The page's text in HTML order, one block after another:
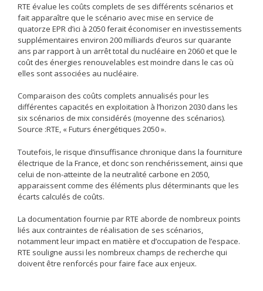
RTE évalue les coûts complets de ses différents scénarios et
fait apparaître que le scénario avec mise en service de
quatorze EPR d’ici à 2050 ferait économiser en investissements
supplémentaires environ 200 milliards d’euros sur quarante
ans par rapport à un arrêt total du nucléaire en 2060 et que le
coût des énergies renouvelables est moindre dans le cas où
elles sont associées au nucléaire.
Comparaison des coûts complets annualisés pour les
différentes capacités en exploitation à l’horizon 2030 dans les
six scénarios de mix considérés (moyenne des scénarios).
Source :RTE, « Futurs énergétiques 2050 ».
Toutefois, le risque d’insuffisance chronique dans la fourniture
électrique de la France, et donc son renchérissement, ainsi que
celui de non-atteinte de la neutralité carbone en 2050,
apparaissent comme des éléments plus déterminants que les
écarts calculés de coûts.
La documentation fournie par RTE aborde de nombreux points
liés aux contraintes de réalisation de ses scénarios,
notamment leur impact en matière et d’occupation de l’espace.
RTE souligne aussi les nombreux champs de recherche qui
doivent être renforcés pour faire face aux enjeux.